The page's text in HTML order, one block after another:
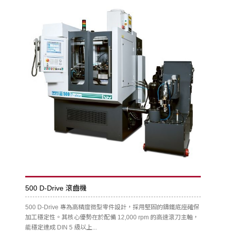
500 D-Drive 滾齒機
500 D-Drive 專為高精度微型零件設計，採用堅固的鑄鐵底座確保
加工穩定性。其核心優勢在於配備 12,000 rpm 的高速滾刀主軸，
能穩定達成 DIN 5 級以上...